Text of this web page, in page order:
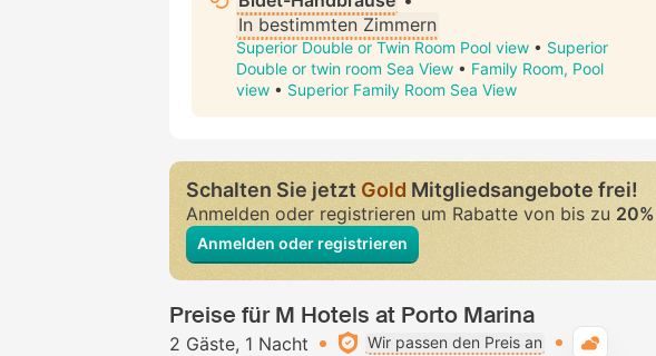
In bestimmten Zimmern
Superior Double or Twin Room Pool view • Superior
Double or twin room Sea View • Family Room, Pool
view • Superior Family Room Sea View
Schalten Sie jetztGoldMitgliedsangebote frei!
Anmelden oder registrieren um Rabatte von bis zu 20%
Anmelden oder registrieren
Preise für M Hotels at Porto Marina
2 Gäste 1 Nacht Wir passen den Preis an